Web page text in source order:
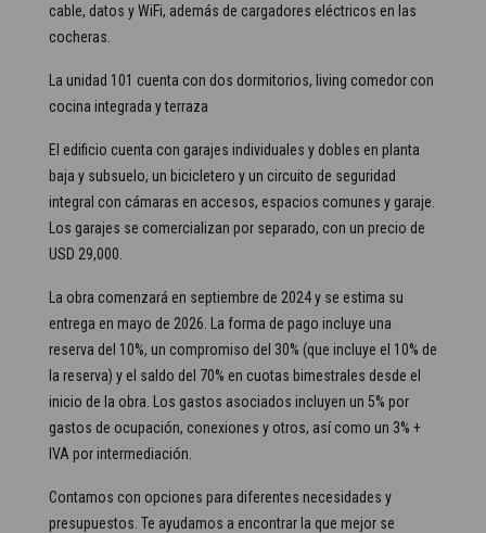
cable, datos y WiFi, además de cargadores eléctricos en las
cocheras.
La unidad 101 cuenta con dos dormitorios, living comedor con
cocina integrada y terraza
El edificio cuenta con garajes individuales y dobles en planta
baja y subsuelo, un bicicletero y un circuito de seguridad
integral con cámaras en accesos, espacios comunes y garaje.
Los garajes se comercializan por separado, con un precio de
USD 29,000.
La obra comenzará en septiembre de 2024 y se estima su
entrega en mayo de 2026. La forma de pago incluye una
reserva del 10%, un compromiso del 30% (que incluye el 10% de
la reserva) y el saldo del 70% en cuotas bimestrales desde el
inicio de la obra. Los gastos asociados incluyen un 5% por
gastos de ocupación, conexiones y otros, así como un 3% +
IVA por intermediación.
Contamos con opciones para diferentes necesidades y
presupuestos. Te ayudamos a encontrar la que mejor se